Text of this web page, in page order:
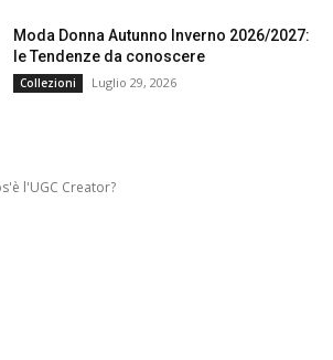
Moda Donna Autunno Inverno 2026/2027:
le Tendenze da conoscere
Collezioni Luglio 29, 2026